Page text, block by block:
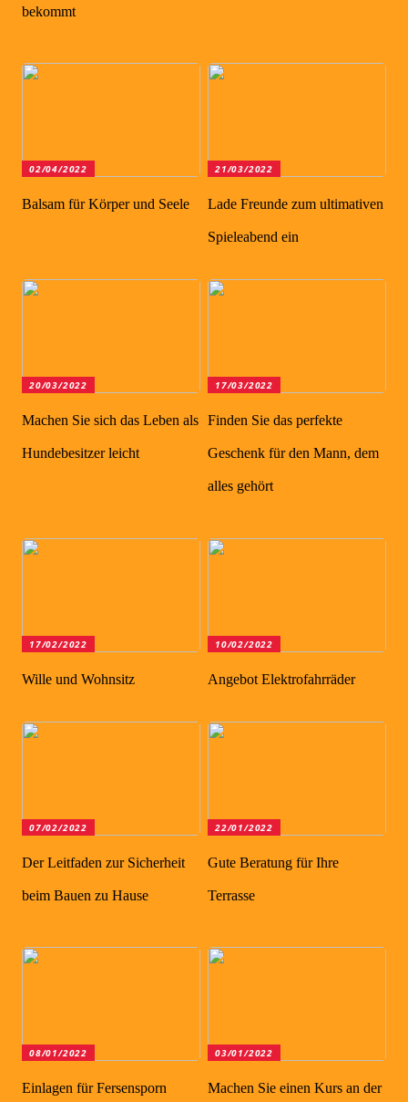
bekommt
02/04/2022
Balsam für Körper und Seele
21/03/2022
Lade Freunde zum ultimativen
Spieleabend ein
20/03/2022
Machen Sie sich das Leben als
Hundebesitzer leicht
17/03/2022
Finden Sie das perfekte
Geschenk für den Mann, dem
alles gehört
17/02/2022
Wille und Wohnsitz
10/02/2022
Angebot Elektrofahrräder
07/02/2022
Der Leitfaden zur Sicherheit
beim Bauen zu Hause
22/01/2022
Gute Beratung für Ihre
Terrasse
08/01/2022
Einlagen für Fersensporn
03/01/2022
Machen Sie einen Kurs an der